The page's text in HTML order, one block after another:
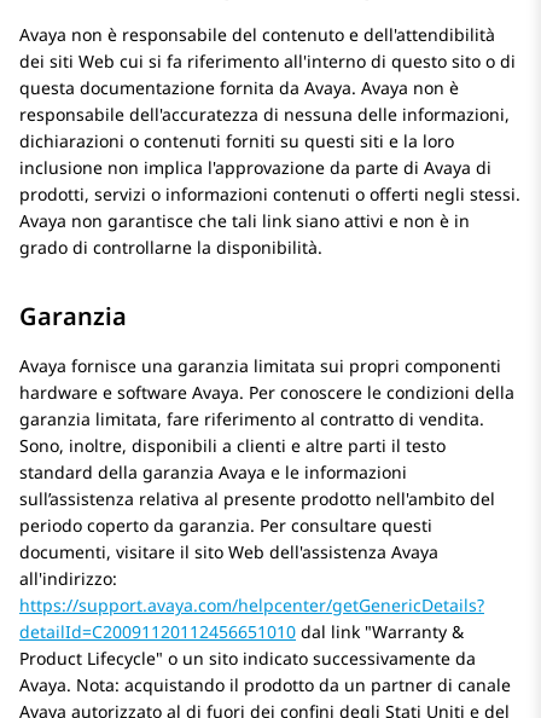
Avaya non è responsabile del contenuto e dell'attendibilità
dei siti Web cui si fa riferimento all'interno di questo sito o di
questa documentazione fornita da Avaya. Avaya non è
responsabile dell'accuratezza di nessuna delle informazioni,
dichiarazioni o contenuti forniti su questi siti e la loro
inclusione non implica l'approvazione da parte di Avaya di
prodotti, servizi o informazioni contenuti o offerti negli stessi.
Avaya non garantisce che tali link siano attivi e non è in
grado di controllarne la disponibilità.
Garanzia
Avaya fornisce una garanzia limitata sui propri componenti
hardware e software Avaya. Per conoscere le condizioni della
garanzia limitata, fare riferimento al contratto di vendita.
Sono, inoltre, disponibili a clienti e altre parti il testo
standard della garanzia Avaya e le informazioni
sull’assistenza relativa al presente prodotto nell'ambito del
periodo coperto da garanzia. Per consultare questi
documenti, visitare il sito Web dell'assistenza Avaya
all'indirizzo:
https://support.avaya.com/helpcenter/getGenericDetails?
detailId=C20091120112456651010 dal link Warranty &
Product Lifecycle o un sito indicato successivamente da
Avaya. Nota: acquistando il prodotto da un partner di canale
Avaya autorizzato al di fuori dei confini degli Stati Uniti e del